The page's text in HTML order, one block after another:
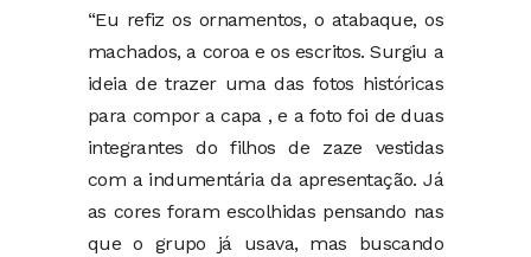
“Eu refiz os ornamentos, o atabaque, os
machados, a coroa e os escritos. Surgiu a
ideia de trazer uma das fotos históricas
para compor a capa , e a foto foi de duas
integrantes do filhos de zaze vestidas
com a indumentária da apresentação. Já
as cores foram escolhidas pensando nas
que o grupo já usava, mas buscando